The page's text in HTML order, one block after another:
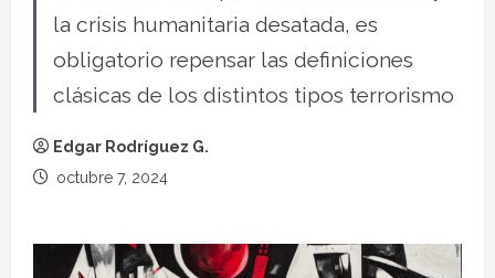
la crisis humanitaria desatada, es
obligatorio repensar las definiciones
clásicas de los distintos tipos terrorismo
Edgar Rodríguez G.
octubre 7, 2024